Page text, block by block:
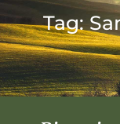
Tag: